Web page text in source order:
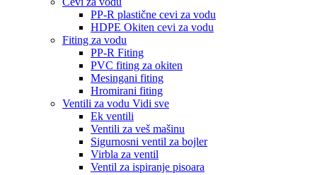
PP-R plastične cevi za vodu
HDPE Okiten cevi za vodu
Fiting za vodu
PP-R Fiting
PVC fiting za okiten
Mesingani fiting
Hromirani fiting
Ventili za vodu Vidi sve
Ek ventili
Ventili za veš mašinu
Sigurnosni ventil za bojler
Virbla za ventil
Ventil za ispiranje pisoara